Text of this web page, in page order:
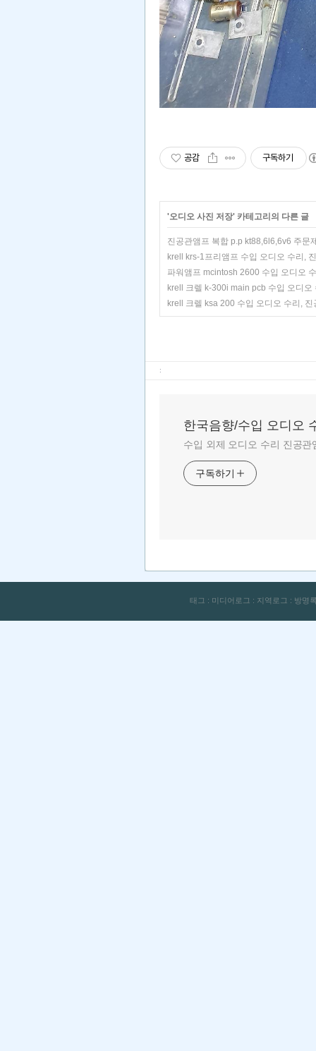
공감 구독하기
'오디오 사진 저장' 카테고리의 다른 글
진공관앰프 복합 p.p kt88,6l6,6v6 주문
krell krs-1프리앰프 수입 오디오 수리,
파워앰프 mcintosh 2600 수입 오디오
krell 크렐 k-300i main pcb 수입 오디
krell 크렐 ksa 200 수입 오디오 수리,
:
한국음향/수입 오디오
수입 외제 오디오 수리 진공
구독하기
태그 : 미디어로그 : 지역로그 : 방명